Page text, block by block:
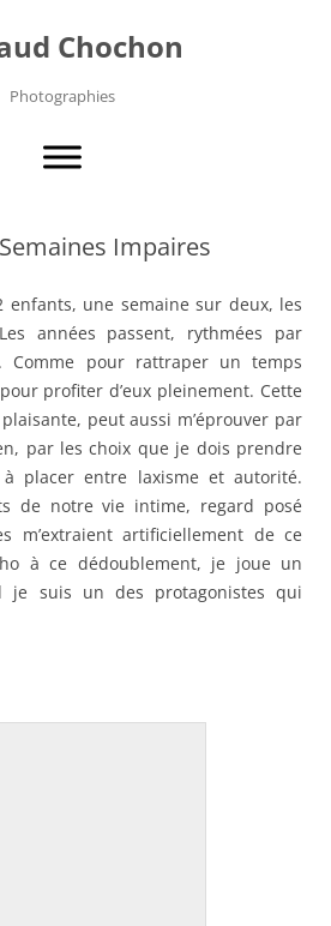
Chochon
Photographies
Impaires
enfants, une semaine sur deux, les
années passent, rythmées par
Comme pour rattraper un temps
profiter d’eux pleinement. Cette
peut aussi m’éprouver par
par les choix que je dois prendre
placer entre laxisme et autorité.
de notre vie intime, regard posé
m’extraient artificiellement de ce
à ce dédoublement, je joue un
je suis un des protagonistes qui